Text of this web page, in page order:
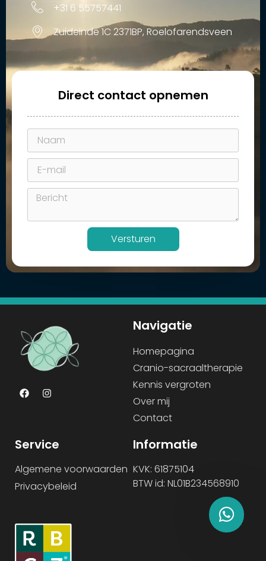
+31 6 55757441
Zuideinde 1C 2371BP, Roelofarendsveen
Direct contact opnemen
Versturen
Navigatie
Homepagina
Cranio-sacraaltherapie
Kennis vergroten
Over mij
Contact
Service
Algemene voorwaarden
Privacybeleid
Informatie
KVK: 61875104
BTW id: NL01B234568910